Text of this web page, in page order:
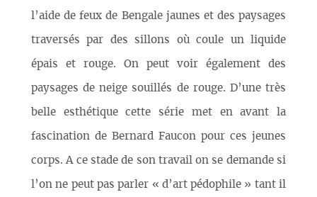
l’aide de feux de Bengale jaunes et des paysages
traversés par des sillons où coule un liquide
épais et rouge. On peut voir également des
paysages de neige souillés de rouge. D’une très
belle esthétique cette série met en avant la
fascination de Bernard Faucon pour ces jeunes
corps. A ce stade de son travail on se demande si
l’on ne peut pas parler « d’art pédophile » tant il